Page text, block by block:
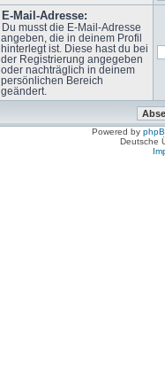
E-Mail-Adresse:
Du musst die E-Mail-Adresse
angeben, die in deinem Profil
hinterlegt ist. Diese hast du bei
der Registrierung angegeben
oder nachträglich in deinem
persönlichen Bereich
geändert.
Powered by
Deutsche